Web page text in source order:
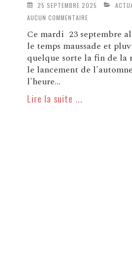
25 SEPTEMBRE 2025
AUCUN COMMENTAIRE
Ce mardi 23 septembre
le temps maussade et
quelque sorte la fin de la
le lancement de
l'heure...
Lire la suite ...